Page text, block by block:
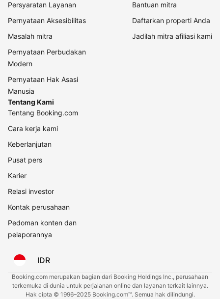
Persyaratan Layanan
Pernyataan Aksesibilitas
Masalah mitra
Pernyataan Perbudakan
Modern
Pernyataan Hak Asasi
Manusia
Bantuan mitra
Daftarkan properti Anda
Jadilah mitra afiliasi kami
Tentang Kami
Tentang Booking.com
Cara kerja kami
Keberlanjutan
Pusat pers
Karier
Relasi investor
Kontak perusahaan
Pedoman konten dan
pelaporannya
IDR
Booking.com merupakan bagian dari Booking Holdings Inc., perusahaan
terkemuka di dunia untuk perjalanan online dan layanan terkait lainnya.
Hak cipta © 1996–2025 Booking.com™. Semua hak dilindungi.